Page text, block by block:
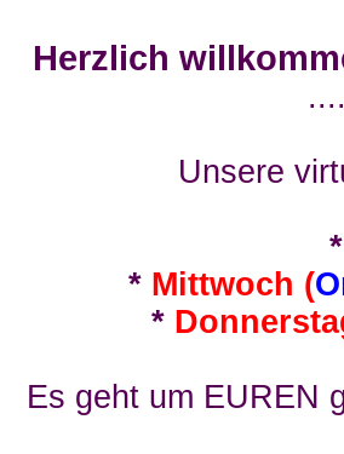
Herzlich
Unsere
*
* Mittwoch (
*
Es geht um EUREN